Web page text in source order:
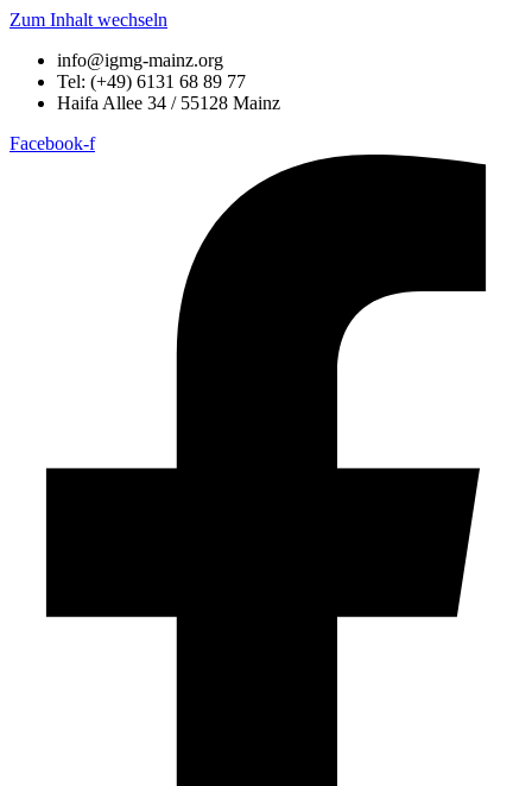
Zum Inhalt wechseln
info@igmg-mainz.org
Tel: (+49) 6131 68 89 77
Haifa Allee 34 / 55128 Mainz
Facebook-f